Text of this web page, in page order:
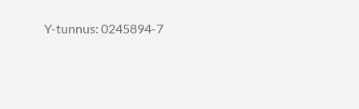
Y-tunnus: 0245894-7